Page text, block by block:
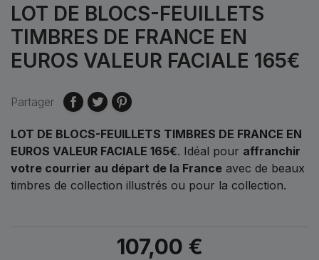
LOT DE BLOCS-FEUILLETS
TIMBRES DE FRANCE EN
EUROS VALEUR FACIALE 165€
Partager
LOT DE BLOCS-FEUILLETS TIMBRES DE FRANCE EN
EUROS VALEUR FACIALE 165€. Idéal pour affranchir
votre courrier au départ de la France avec de beaux
timbres de collection illustrés ou pour la collection.
107,00 €